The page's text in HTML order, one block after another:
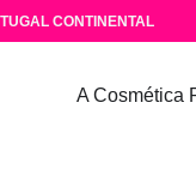
CONTINENTAL
A Cosmética